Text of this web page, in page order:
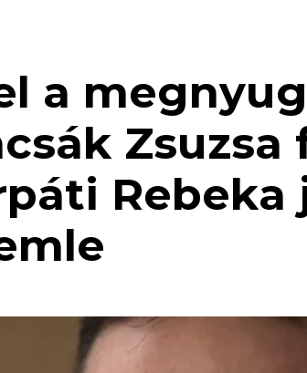
a
Zsuzsa